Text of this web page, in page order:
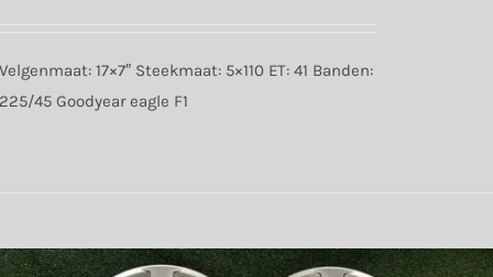
Velgenmaat: 17×7″ Steekmaat: 5×110 ET: 41 Banden:
225/45 Goodyear eagle F1